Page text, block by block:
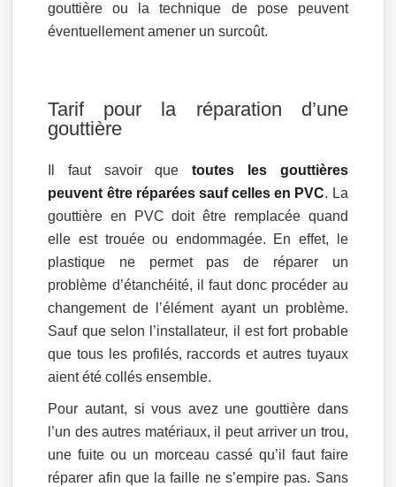
gouttière ou la technique de pose peuvent
éventuellement amener un surcoût.
Tarif pour la réparation d’une
gouttière
Il faut savoir quetoutes les gouttières
peuvent être réparées sauf celles en PVC. La
gouttière en PVC doit être remplacée quand
elle est trouée ou endommagée. En effet, le
plastique ne permet pas de réparer un
problème d’étanchéité, il faut donc procéder au
changement de l’élément ayant un problème.
Sauf que selon l’installateur, il est fort probable
que tous les profilés, raccords et autres tuyaux
aient été collés ensemble.
Pour autant, si vous avez une gouttière dans
l’un des autres matériaux, il peut arriver un trou,
une fuite ou un morceau cassé qu’il faut faire
réparer afin que la faille ne s’empire pas. Sans